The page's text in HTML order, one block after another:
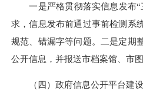
一是严格贯彻落实信息发布“
求，信息发布前通过事前检测系
规范、错漏字等问题。二是定期
公开信息，并报送市档案馆、市图
（四）政府信息公开平台建设